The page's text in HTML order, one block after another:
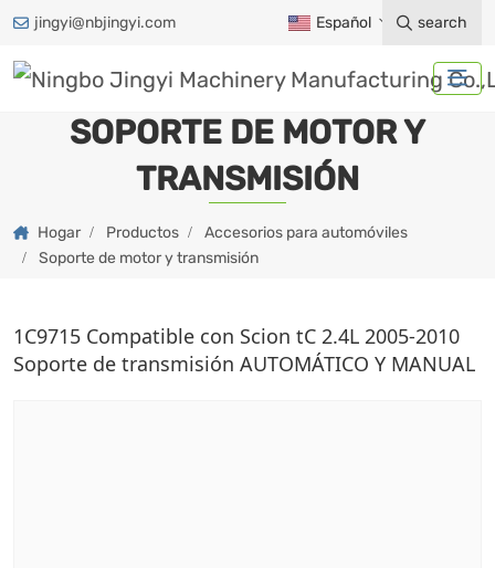
jingyi@nbjingyi.com Español search
SOPORTE DE MOTOR Y
TRANSMISIÓN
Hogar Productos
Accesorios para automóviles
Soporte de motor y transmisión
1C9715 Compatible con Scion tC 2.4L 2005-2010
Soporte de transmisión AUTOMÁTICO Y MANUAL